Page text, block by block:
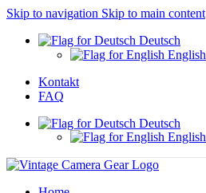
Skip to navigation Skip to main content
Deutsch
English
Kontakt
FAQ
Deutsch
English